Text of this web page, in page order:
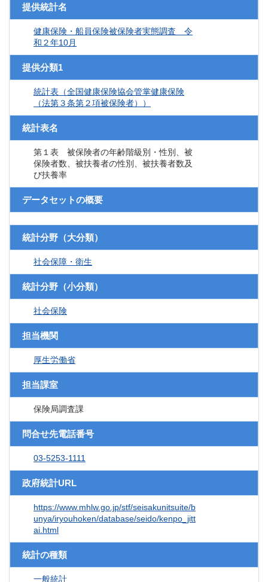
提供統計名
健康保険・船員保険被保険者実態調査 令
和２年10月
提供分類1
統計表（全国健康保険協会管掌健康保険
（法第３条第２項被保険者））
統計表名
第１表 被保険者の年齢階級別・性別、被
保険者数、被扶養者の性別、被扶養者数及
び扶養率
データセットの概要
統計分野（大分類）
社会保障・衛生
統計分野（小分類）
社会保険
担当機関
厚生労働省
担当課室
保険局調査課
問合せ先電話番号
03-5253-1111
政府統計URL
https://www.mhlw.go.jp/stf/seisakunitsuite/b
unya/iryouhoken/database/seido/kenpo_jitt
ai.html
統計の種類
一般統計